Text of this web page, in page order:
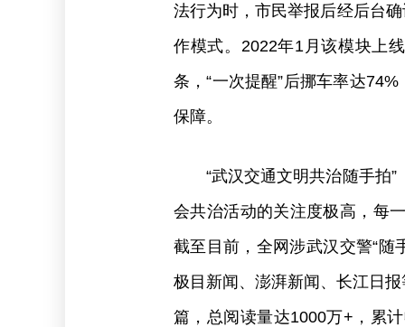
法行为时，市民举报后经后台
作模式。2022年1月该模块上
条，“一次提醒”后挪车率达
保障。
“武汉交通文明共治随手拍
会共治活动的关注度极高，每
截至目前，全网涉武汉交警“随
极目新闻、澎湃新闻、长江日
篇，总阅读量达1000万+，累